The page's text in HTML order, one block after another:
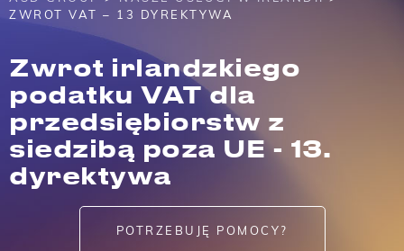
ZWROT VAT – 13 DYREKTYWA
Zwrot irlandzkiego
podatku VAT dla
przedsiębiorstw z
siedzibą poza UE - 13.
dyrektywa
POTRZEBUJĘ POMOCY?